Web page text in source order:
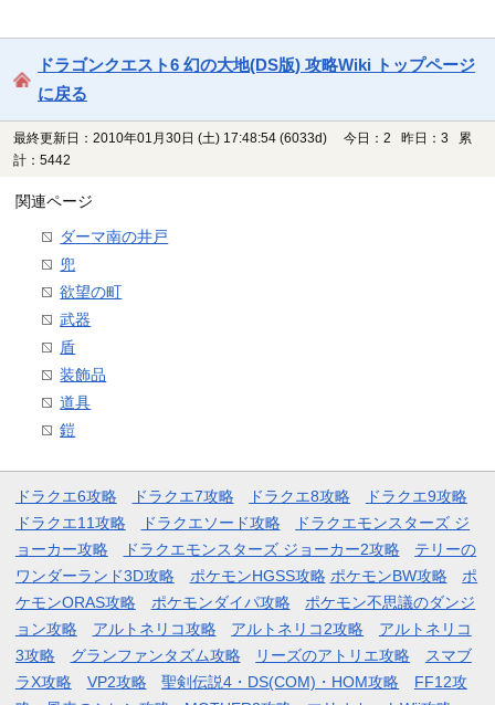
ドラゴンクエスト6 幻の大地(DS版) 攻略Wiki トップページ
に戻る
最終更新日：2010年01月30日 (土) 17:48:54 (6033d)
今日：2 昨日：3 累
計：5442
関連ページ
ダーマ南の井戸
兜
欲望の町
武器
盾
装飾品
道具
鎧
ドラクエ6攻略 ドラクエ7攻略 ドラクエ8攻略
ドラクエ9攻略
ドラクエ11攻略
ドラクエソード攻略
ドラクエモンスターズ ジ
ョーカー攻略
ドラクエモンスターズ ジョーカー2攻略
テリーの
ワンダーランド3D攻略
ポケモンHGSS攻略 ポケモンBW攻略
ポ
ケモンORAS攻略
ポケモンダイパ攻略
ポケモン不思議のダンジ
ョン攻略
アルトネリコ攻略 アルトネリコ2攻略
アルトネリコ
3攻略
グランファンタズム攻略 リーズのアトリエ攻略
スマブ
ラX攻略
VP2攻略 聖剣伝説4・DS(COM)・HOM攻略
FF12攻